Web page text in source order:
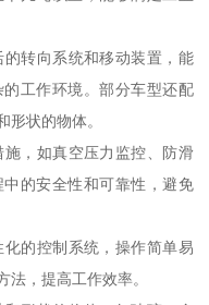
转向系统和移动装置，能
工作环境。部分车型还配
形状的物体。
，如真空压力监控、防滑
的安全性和可靠性，避免
的控制系统，操作简单易
，提高工作效率。